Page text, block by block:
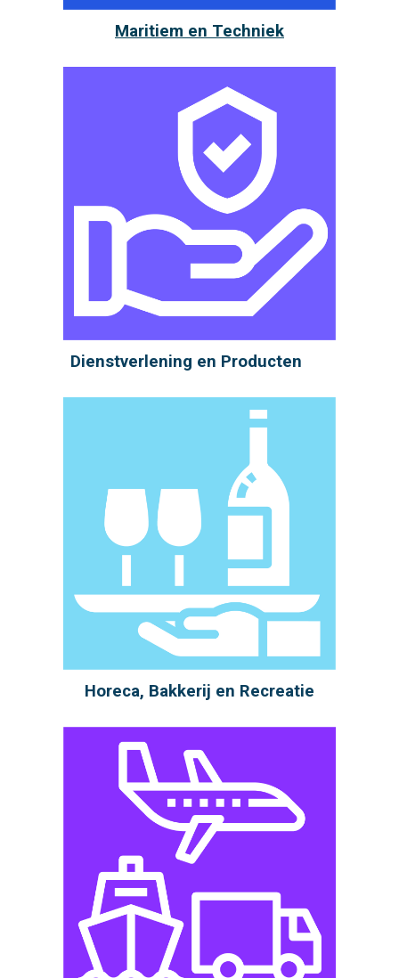
Maritiem en Techniek
Dienstverlening en Producten
Horeca, Bakkerij en Recreatie